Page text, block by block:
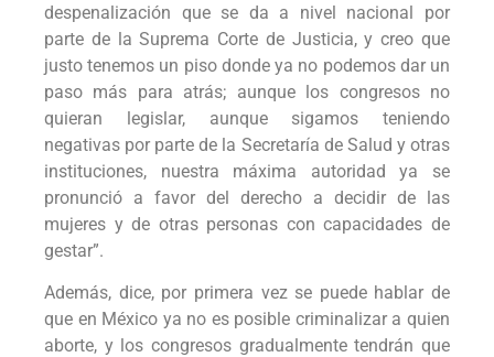
despenalización que se da a nivel nacional por
parte de la Suprema Corte de Justicia, y creo que
justo tenemos un piso donde ya no podemos dar un
paso más para atrás; aunque los congresos no
quieran legislar, aunque sigamos teniendo
negativas por parte de la Secretaría de Salud y otras
instituciones, nuestra máxima autoridad ya se
pronunció a favor del derecho a decidir de las
mujeres y de otras personas con capacidades de
gestar”.
Además, dice, por primera vez se puede hablar de
que en México ya no es posible criminalizar a quien
aborte, y los congresos gradualmente tendrán que